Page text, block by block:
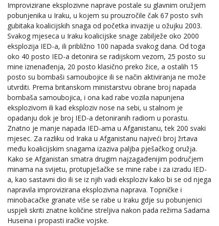
Improvizirane eksplozivne naprave postale su glavnim oružjem
pobunjenika u Iraku, u kojem su prouzročile čak 67 posto svih
gubitaka koalicijskih snaga od početka invazije u ožujku 2003.
Svakog mjeseca u Iraku koalicijske snage zabilježe oko 2000
eksplozija IED-a, ili približno 100 napada svakog dana. Od toga
oko 40 posto IED-a detonira se radijskom vezom, 25 posto su
mine iznenađenja, 20 posto klasično preko žice, a ostalih 15
posto su bombaši samoubojice ili se način aktiviranja ne može
utvrditi. Prema britanskom ministarstvu obrane broj napada
bombaša samoubojica, i ona kad rabe vozila napunjena
eksplozivom ili kad eksploziv nose na sebi, u stalnom je
opadanju dok je broj IED-a detoniranih radiom u porastu.
Znatno je manje napada IED-ama u Afganistanu, tek 200 svaki
mjesec. Za razliku od Iraka u Afganistanu najveći broj žrtava
među koalicijskim snagama izaziva paljba pješačkog oružja.
Kako se Afganistan smatra drugim najzagađenijim područjem
minama na svijetu, protupješačke se mine rabe i za izradu IED-
a, kao sastavni dio ili se iz njih vadi eksploziv kako bi se od njega
napravila improvizirana eksplozivna naprava. Topničke i
minobacačke granate više se rabe u Iraku gdje su pobunjenici
uspjeli skriti znatne količine streljiva nakon pada režima Sadama
Huseina i propasti iračke vojske.